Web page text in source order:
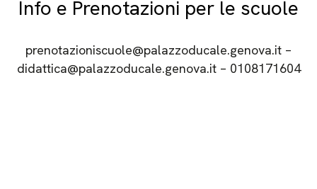
Info e Prenotazioni per le scuole
prenotazioniscuole@palazzoducale.genova.it –
didattica@palazzoducale.genova.it – 0108171604